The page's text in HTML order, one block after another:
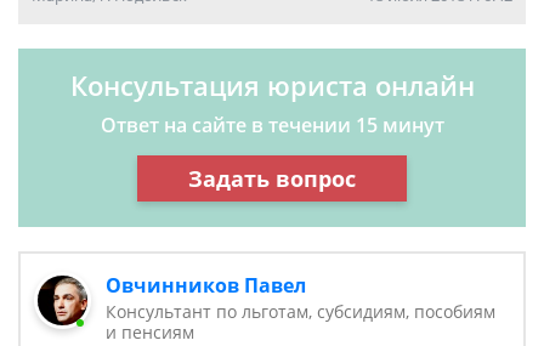
Консультация юриста онлайн
Ответ на сайте в течении 15 минут
Задать вопрос
Овчинников Павел
Консультант по льготам, субсидиям, пособиям
и пенсиям